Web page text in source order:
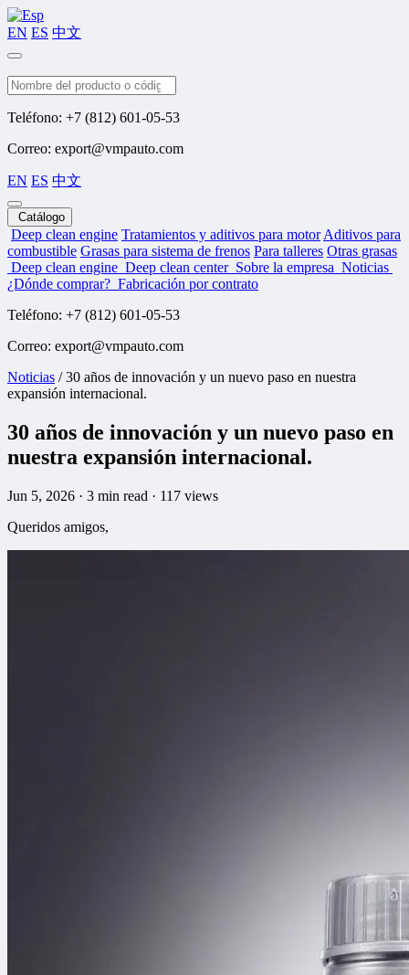
EN ES 中文
Buscar
Teléfono: +7 (812) 601-05-53
Correo: export@vmpauto.com
EN ES 中文
Catálogo
Deep clean engine Tratamientos y aditivos para motor Aditivos para
combustible Grasas para sistema de frenos Para talleres Otras grasas
Deep clean engine Deep clean center Sobre la empresa Noticias
¿Dónde comprar? Fabricación por contrato
Teléfono: +7 (812) 601-05-53
Correo: export@vmpauto.com
Noticias / 30 años de innovación y un nuevo paso en nuestra
expansión internacional.
30 años de innovación y un nuevo paso en
nuestra expansión internacional.
Jun 5, 2026 · 3 min read · 117 views
Queridos amigos,